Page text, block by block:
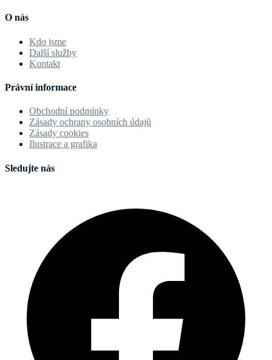
O nás
Kdo jsme
Další služby
Kontakt
Právní informace
Obchodní podmínky
Zásady ochrany osobních údajů
Zásady cookies
Ilustrace a grafika
Sledujte nás